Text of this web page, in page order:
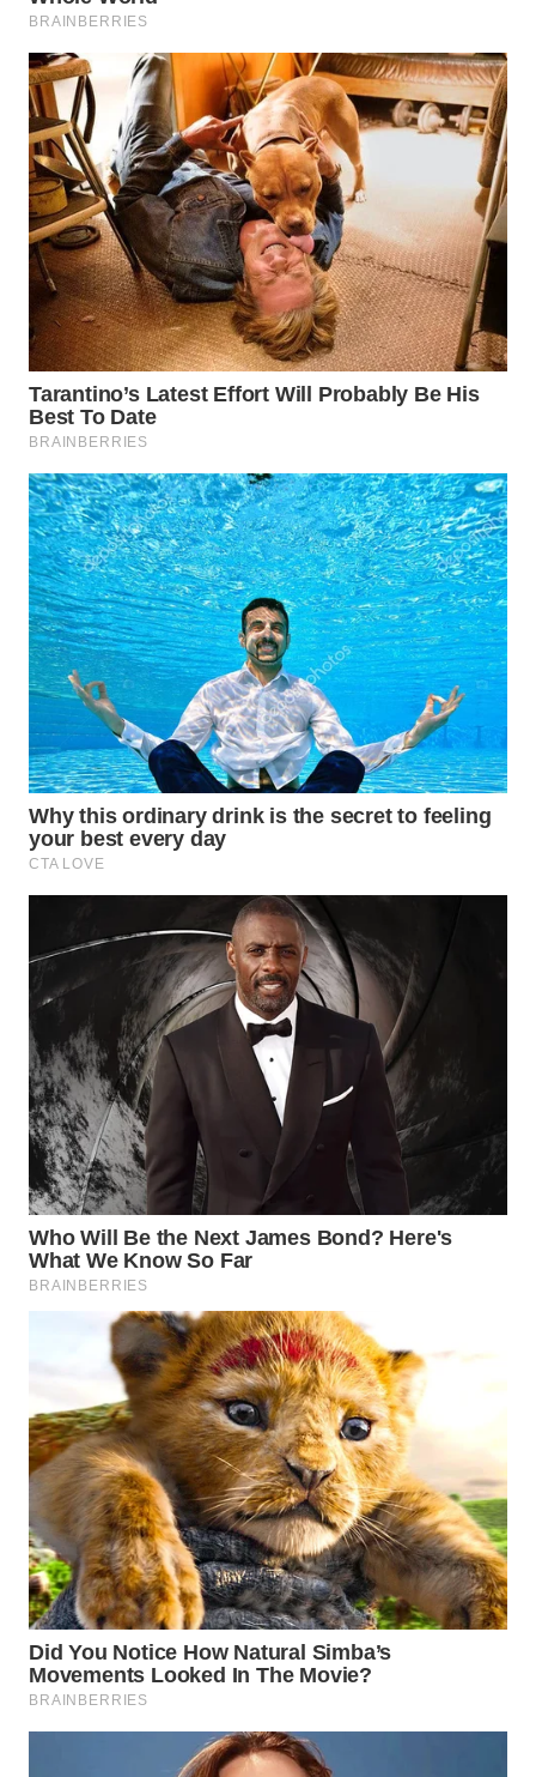
SIMALUNGUN
WN
LABUHANBATU
WN
TAPANULI
TENGAH
WN DELI
SERDANG
WN
TEBING
TINGGI
WN
PAKPAK
WN
KARAWANG
WN
BEKASI
WN
BOGOR
WN
DEPOK
TAPANULI
UTARA
WN
SAMOSIR
WN
PADANG
LAWAS
WN
SUMEDANG
WN
KEPULAUAN
SERIBU
WN
TANGERANG
WN
BINJAI
WN
CIREBON